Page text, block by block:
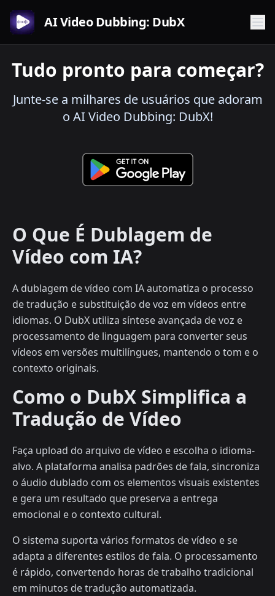
AI Video Dubbing: DubX
Tudo pronto para começar?
Junte-se a milhares de usuários que adoram
o AI Video Dubbing: DubX!
O Que É Dublagem de
Vídeo com IA?
A dublagem de vídeo com IA automatiza o processo
de tradução e substituição de voz em vídeos entre
idiomas. O DubX utiliza síntese avançada de voz e
processamento de linguagem para converter seus
vídeos em versões multilíngues, mantendo o tom e o
contexto originais.
Como o DubX Simplifica a
Tradução de Vídeo
Faça upload do arquivo de vídeo e escolha o idioma-
alvo. A plataforma analisa padrões de fala, sincroniza
o áudio dublado com os elementos visuais existentes
e gera um resultado que preserva a entrega
emocional e o contexto cultural.
O sistema suporta vários formatos de vídeo e se
adapta a diferentes estilos de fala. O processamento
é rápido, convertendo horas de trabalho tradicional
em minutos de tradução automatizada.